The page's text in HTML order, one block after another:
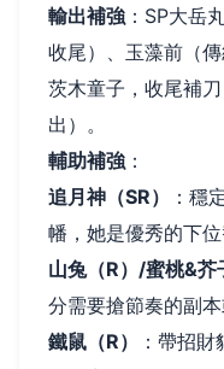
輸出補強 ：SP大岳
收尾）、玉藻前（
茨木童子，收尾補
出）。
輔助補強 ：
追月神（SR）
：穩
幡，她是優秀的下位
山兔（R）/蜜桃&芥
分需要搶節奏的副本
鐵鼠（R）
：帶招